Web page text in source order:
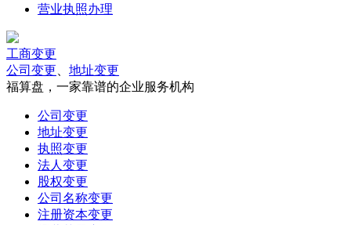
营业执照办理
工商变更
公司变更
地址变更
福算盘，一家靠谱的企业服务机构
公司变更
地址变更
执照变更
法人变更
股权变更
公司名称变更
注册资本变更